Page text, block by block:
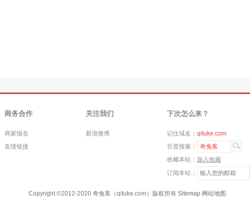
商务合作
商家报名
友情链接
关注我们
新浪微博
下次怎么来？
记住域名： qituke.com
百度搜索：
奇兔客
收藏本站： 加入收藏
订阅本站：
Copyright ©2012-2020 奇兔客（qituke.com）版权所有 Sitemap 网站地图